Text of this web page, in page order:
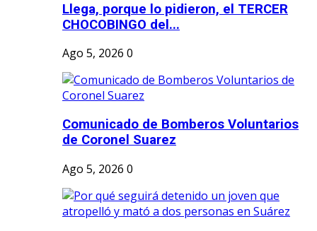
Llega, porque lo pidieron, el TERCER
CHOCOBINGO del...
Ago 5, 2026 0
Comunicado de Bomberos Voluntarios
de Coronel Suarez
Ago 5, 2026 0